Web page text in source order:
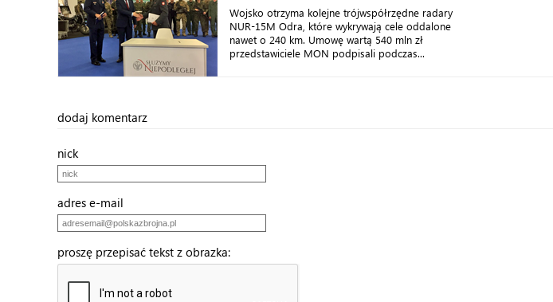
Wojsko otrzyma kolejne trójwspółrzędne radary
NUR-15M Odra, które wykrywają cele oddalone
nawet o 240 km. Umowę wartą 540 mln zł
przedstawiciele MON podpisali podczas...
dodaj komentarz
nick
adres e-mail
proszę przepisać tekst z obrazka: